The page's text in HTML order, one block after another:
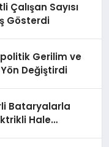
Çalışan Sayısı
Gösterdi
Gerilim ve
Değiştirdi
Bataryalarla
Hale